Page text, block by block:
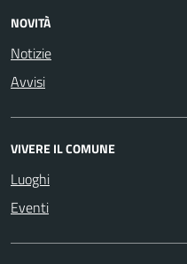
NOVITÀ
Notizie
Avvisi
VIVERE IL COMUNE
Luoghi
Eventi